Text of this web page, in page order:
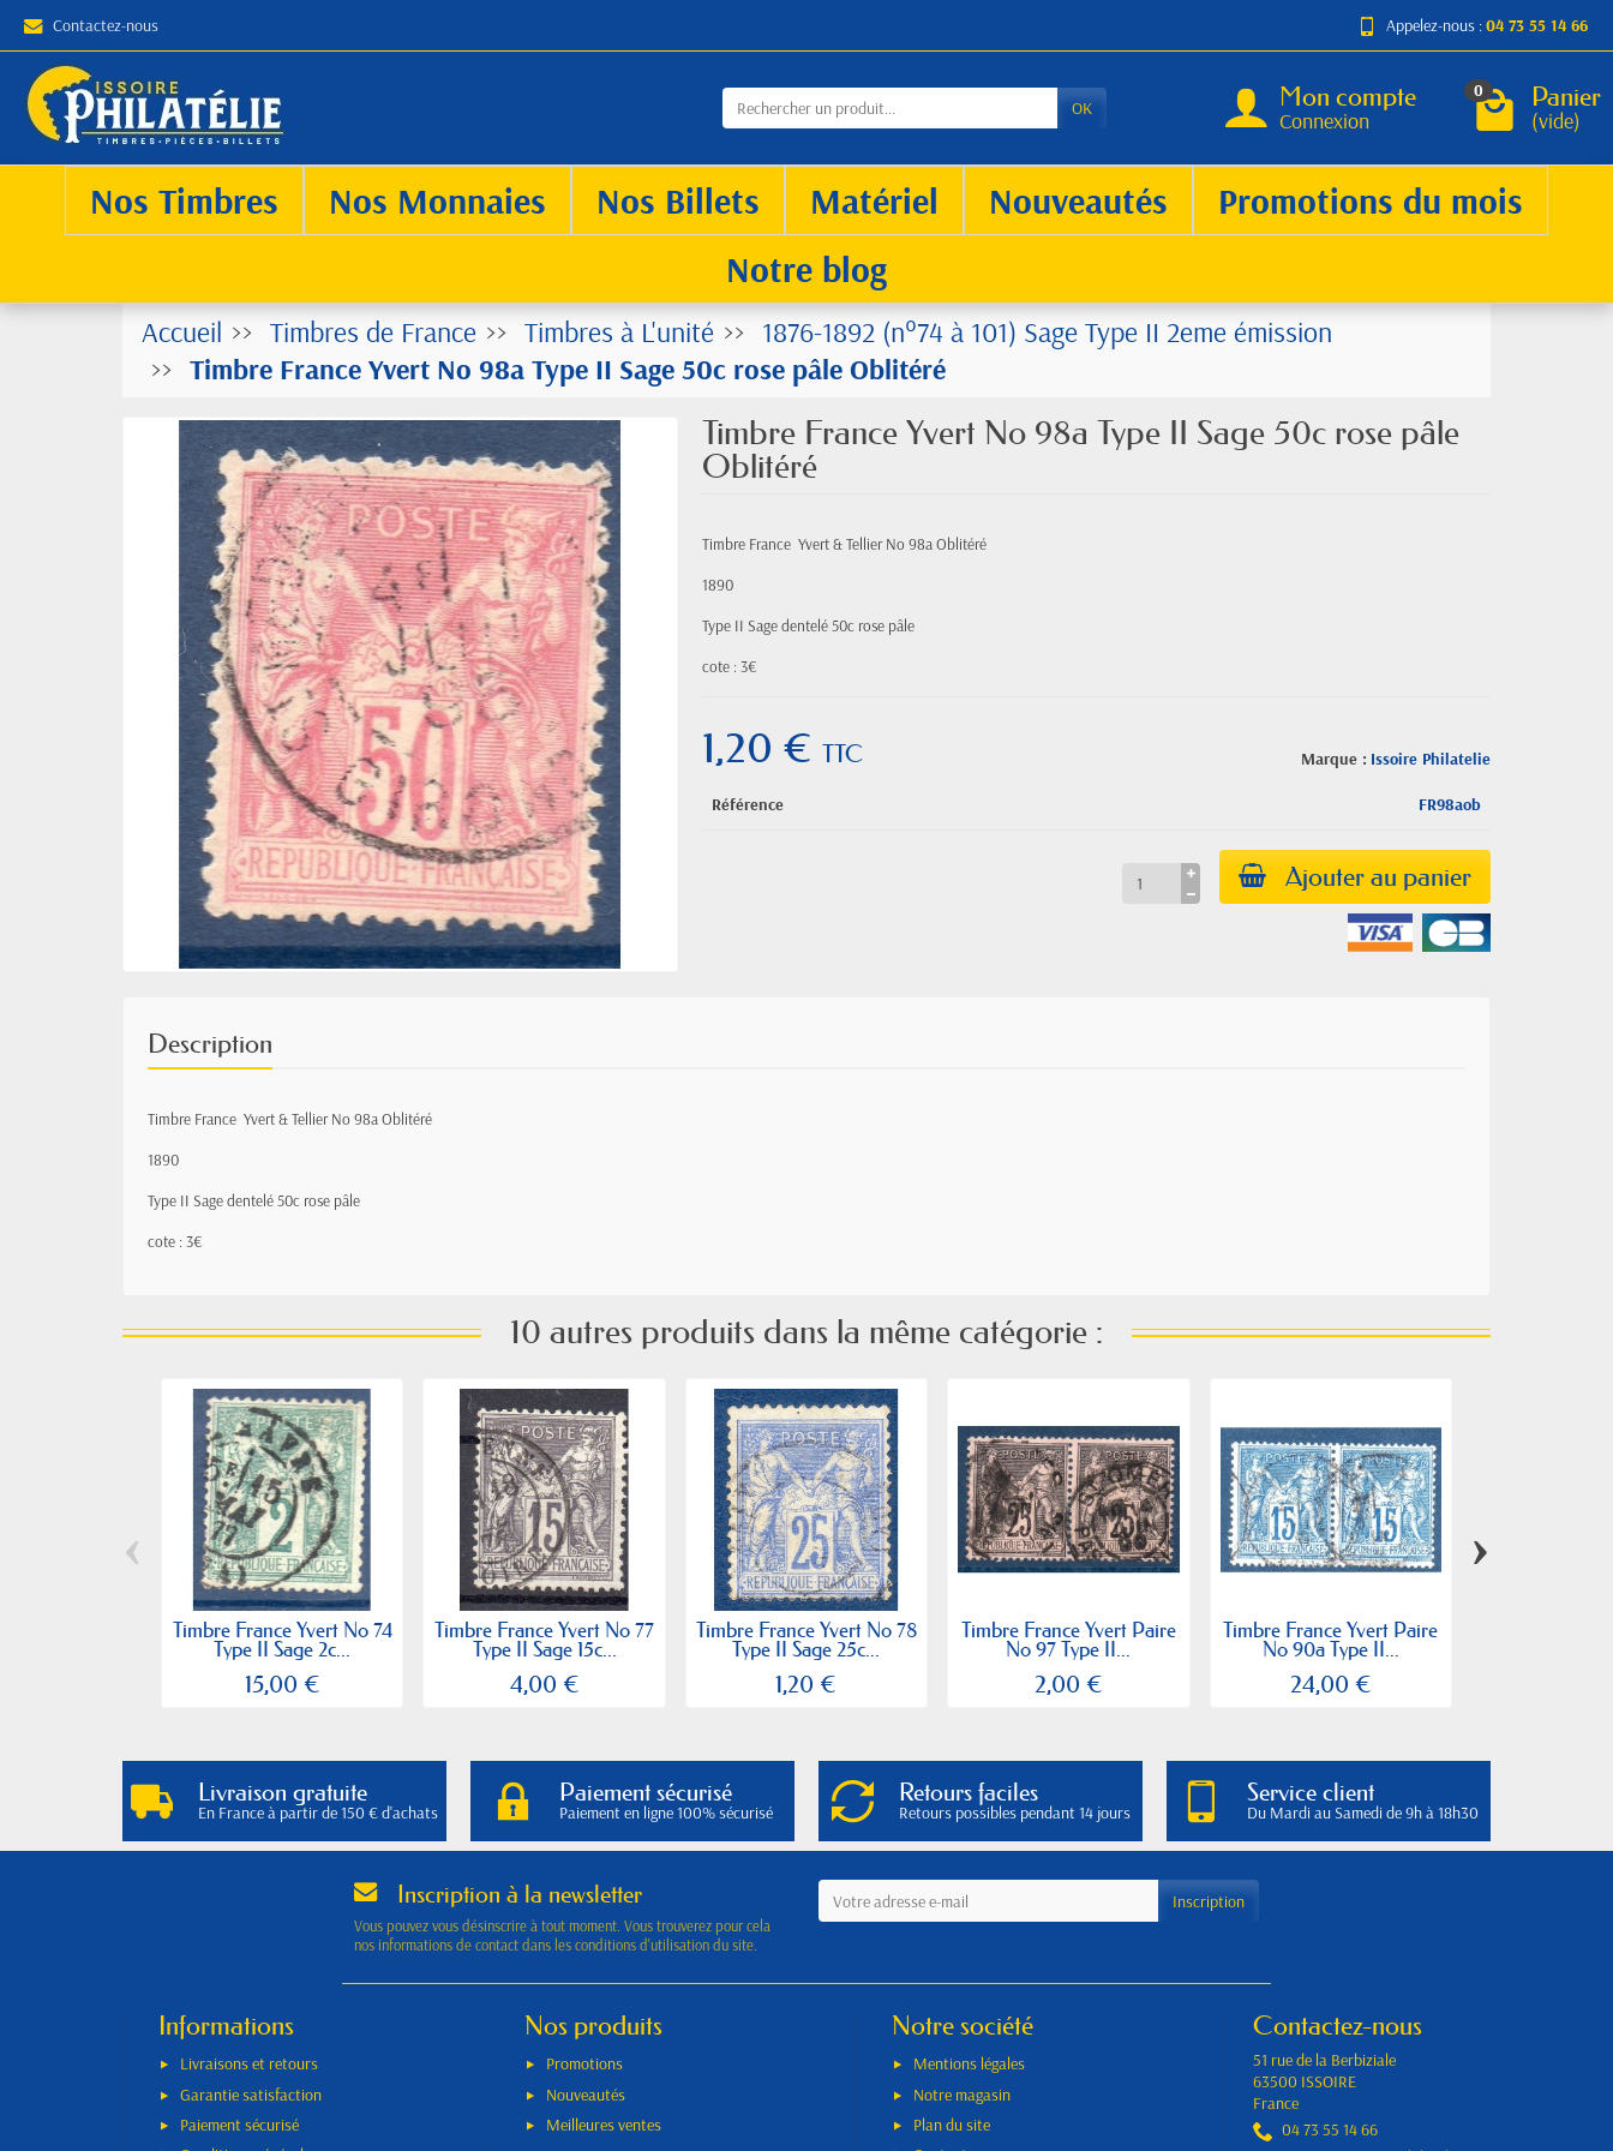
Contactez-nous Appelez-nous :04 73 55 14 66
OK Mon compte
Connexion
0 Panier
(vide)
Nos Timbres Nos Monnaies Nos Billets Matériel Nouveautés
Promotions du mois
Notre blog
Accueil Timbres de France Timbres à L'unité
1876-1892 (n°74 à 101) Sage Type II 2eme émission
Timbre France Yvert No 98a Type II Sage 50c rose pâle Oblitéré
Timbre France Yvert No 98a Type II Sage 50c rose pâle
Oblitéré
Timbre France Yvert & TellierNo 98a Oblitéré
1890
Type II Sagedentelé 50c rose pâle
cote : 3€
Marque : Issoire Philatelie
1,20 €TTC
Référence FR98aob
Ajouter au panier
Description
Timbre France Yvert & TellierNo 98a Oblitéré
1890
Type II Sagedentelé 50c rose pâle
cote : 3€
10 autres produits dans la même catégorie :
Timbre France Yvert No 74
Type II Sage 2c...
15,00 €
Timbre France Yvert No 77
Type II Sage 15c...
4,00 €
Timbre France Yvert No 78
Type II Sage 25c...
1,20 €
Timbre France Yvert Paire
No 97 Type II...
2,00 €
Timbre France Yvert Paire
No 90a Type II...
24,00 €
‹ ›
Livraison gratuite
En France à partir de 150 € d'achats
Paiement sécurisé
Paiement en ligne 100% sécurisé
Retours faciles
Retours possibles pendant 14 jours
Service client
Du Mardi au Samedi de 9h à 18h30
Inscription à la newsletter
Vous pouvez vous désinscrire à tout moment. Vous trouverez pour cela
nos informations de contact dans les conditions d'utilisation du site.
Informations
Livraisons et retours
Garantie satisfaction
Paiement sécurisé
Nos produits
Promotions
Nouveautés
Meilleures ventes
Notre société
Mentions légales
Notre magasin
Plan du site
Contactez-nous
51 rue de la Berbiziale
63500 ISSOIRE
France
04 73 55 14 66